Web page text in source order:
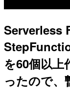
Serverless
を60個以
ったので、